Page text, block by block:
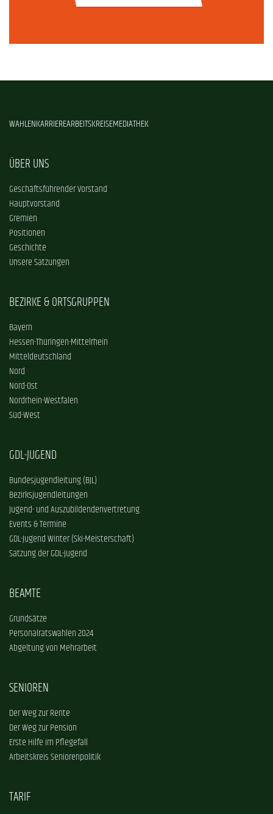
WAHLENKARRIEREARBEITSKREISEMEDIATHEK
ÜBER UNS
Geschäftsführender Vorstand
Hauptvorstand
Gremien
Positionen
Geschichte
Unsere Satzungen
BEZIRKE & ORTSGRUPPEN
Bayern
Hessen-Thüringen-Mittelrhein
Mitteldeutschland
Nord
Nord-Ost
Nordrhein-Westfalen
Süd-West
GDL-JUGEND
Bundesjugendleitung (BJL)
Bezirksjugendleitungen
Jugend- und Auszubildendenvertretung
Events & Termine
GDL-Jugend Winter (Ski-Meisterschaft)
Satzung der GDL-Jugend
BEAMTE
Grundsätze
Personalratswahlen 2024
Abgeltung von Mehrarbeit
SENIOREN
Der Weg zur Rente
Der Weg zur Pension
Erste Hilfe im Pflegefall
Arbeitskreis Seniorenpolitik
TARIF